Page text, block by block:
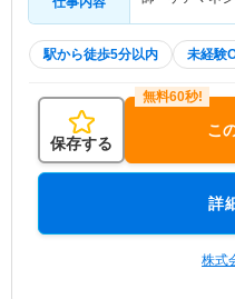
駅から徒歩5分以内 未経験
保存する
こ
詳
株式